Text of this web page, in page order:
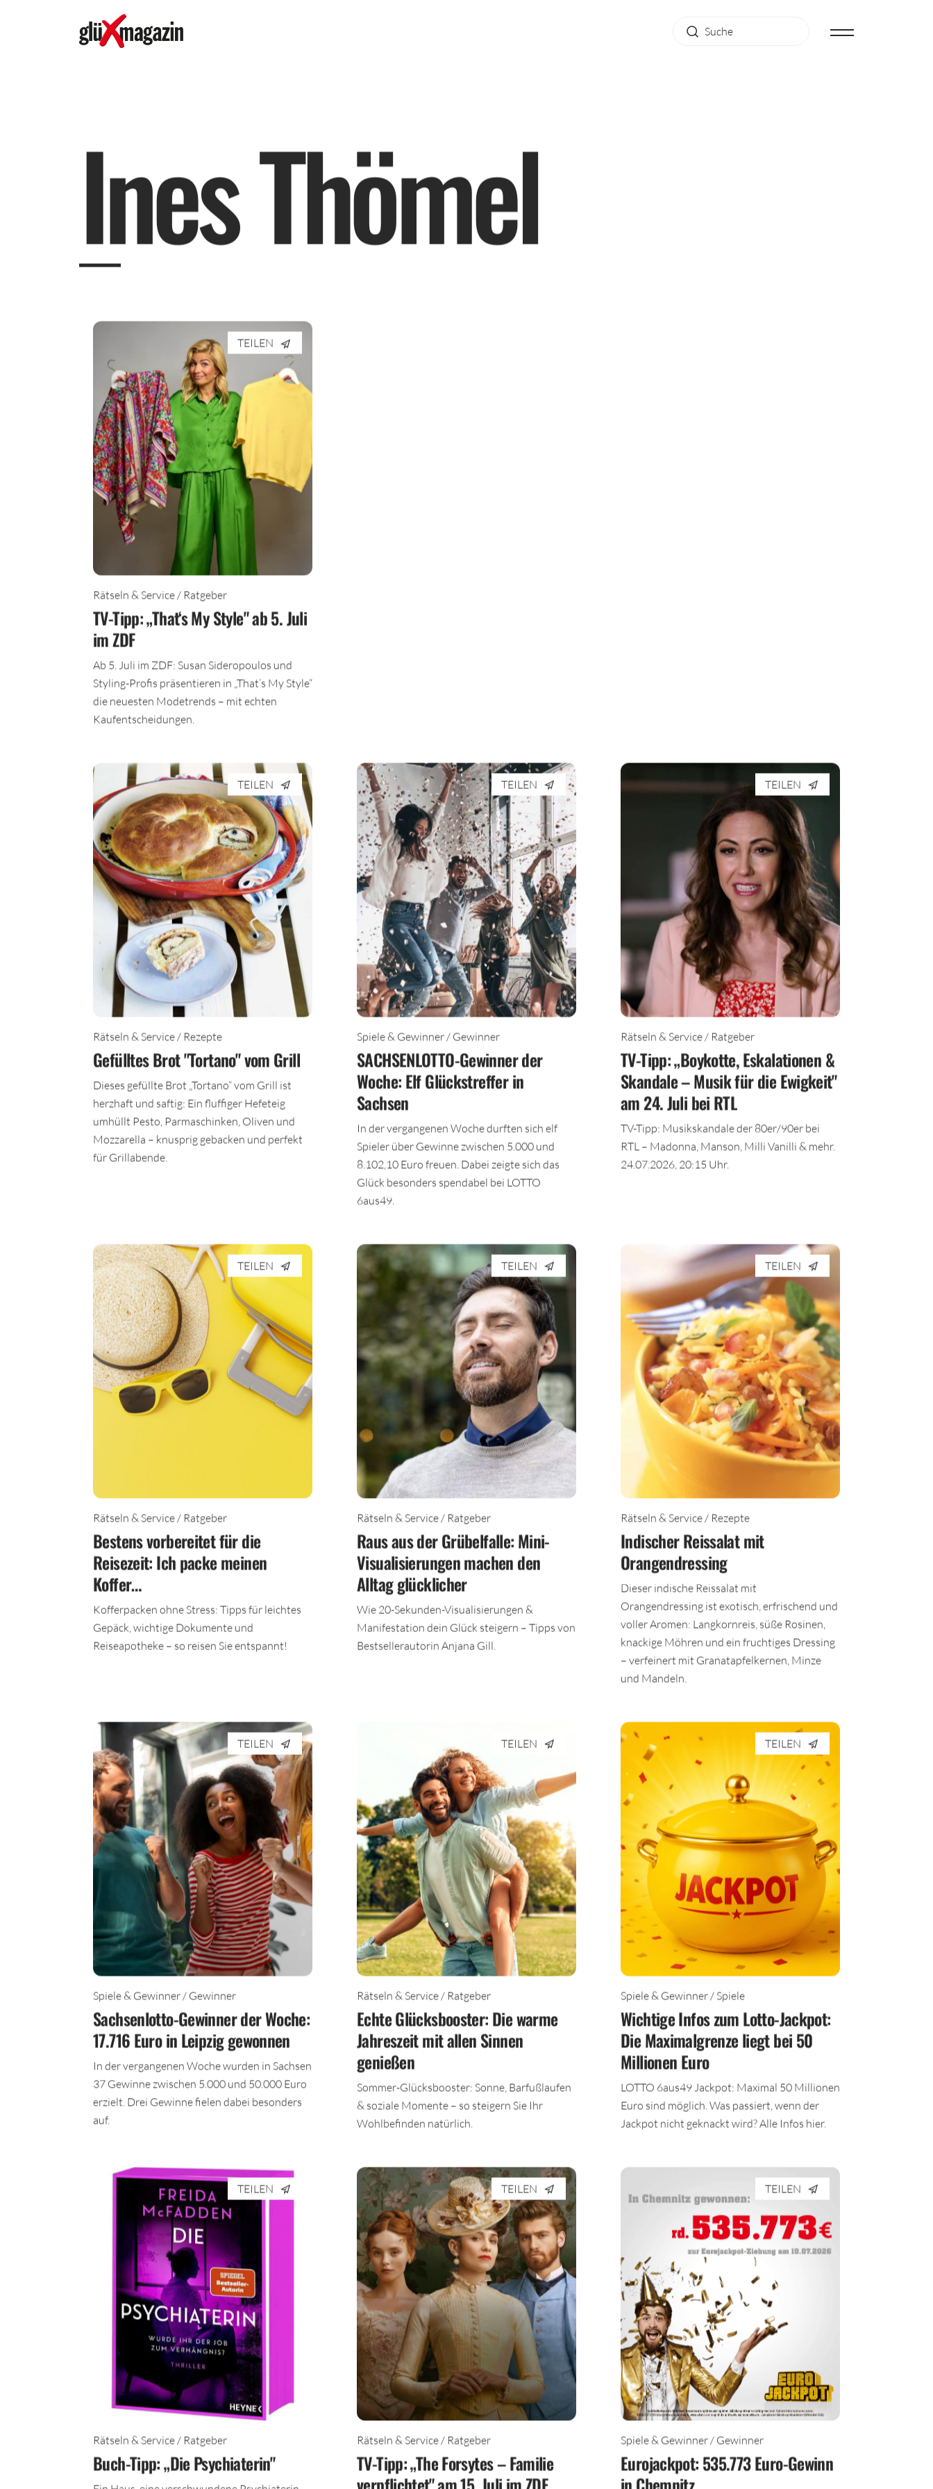
InesThömel
TEILEN
Rätseln & Service / Ratgeber
TV-Tipp: „That‘s My Style" ab 5. Juli
im ZDF
Ab 5. Juli im ZDF: Susan Sideropoulos und
Styling-Profis präsentieren in „That’s My Style“
die neuesten Modetrends – mit echten
Kaufentscheidungen.
TEILEN
Rätseln & Service / Rezepte
Gefülltes Brot "Tortano" vom Grill
Dieses gefüllte Brot „Tortano“ vom Grill ist
herzhaft und saftig: Ein fluffiger Hefeteig
umhüllt Pesto, Parmaschinken, Oliven und
Mozzarella – knusprig gebacken und perfekt
für Grillabende.
TEILEN
Spiele & Gewinner / Gewinner
SACHSENLOTTO-Gewinner der
Woche: Elf Glückstreffer in
Sachsen
In der vergangenen Woche durften sich elf
Spieler über Gewinne zwischen 5.000 und
8.102,10 Euro freuen. Dabei zeigte sich das
Glück besonders spendabel bei LOTTO
6aus49.
TEILEN
Rätseln & Service / Ratgeber
TV-Tipp: „Boykotte, Eskalationen &
Skandale – Musik für die Ewigkeit"
am 24. Juli bei RTL
TV-Tipp: Musikskandale der 80er/90er bei
RTL – Madonna, Manson, Milli Vanilli & mehr.
24.07.2026, 20:15 Uhr.
TEILEN
Rätseln & Service / Ratgeber
Bestens vorbereitet für die
Reisezeit: Ich packe meinen
Koffer…
Kofferpacken ohne Stress: Tipps für leichtes
Gepäck, wichtige Dokumente und
Reiseapotheke – so reisen Sie entspannt!
TEILEN
Rätseln & Service / Ratgeber
Raus aus der Grübelfalle: Mini-
Visualisierungen machen den
Alltag glücklicher
Wie 20-Sekunden-Visualisierungen &
Manifestation dein Glück steigern – Tipps von
Bestsellerautorin Anjana Gill.
TEILEN
Rätseln & Service / Rezepte
Indischer Reissalat mit
Orangendressing
Dieser indische Reissalat mit
Orangendressing ist exotisch, erfrischend und
voller Aromen: Langkornreis, süße Rosinen,
knackige Möhren und ein fruchtiges Dressing
– verfeinert mit Granatapfelkernen, Minze
und Mandeln.
TEILEN
Spiele & Gewinner / Gewinner
Sachsenlotto-Gewinner der Woche:
17.716 Euro in Leipzig gewonnen
In der vergangenen Woche wurden in Sachsen
37 Gewinne zwischen 5.000 und 50.000 Euro
erzielt. Drei Gewinne fielen dabei besonders
auf.
TEILEN
Rätseln & Service / Ratgeber
Echte Glücksbooster: Die warme
Jahreszeit mit allen Sinnen
genießen
Sommer-Glücksbooster: Sonne, Barfußlaufen
& soziale Momente – so steigern Sie Ihr
Wohlbefinden natürlich.
TEILEN
Spiele & Gewinner / Spiele
Wichtige Infos zum Lotto-Jackpot:
Die Maximalgrenze liegt bei 50
Millionen Euro
LOTTO 6aus49 Jackpot: Maximal 50 Millionen
Euro sind möglich. Was passiert, wenn der
Jackpot nicht geknackt wird? Alle Infos hier.
TEILEN
Rätseln & Service / Ratgeber
Buch-Tipp: „Die Psychiaterin"
TEILEN
Rätseln & Service / Ratgeber
TV-Tipp: „The Forsytes – Familie
TEILEN
Spiele & Gewinner / Gewinner
Eurojackpot: 535.773 Euro-Gewinn